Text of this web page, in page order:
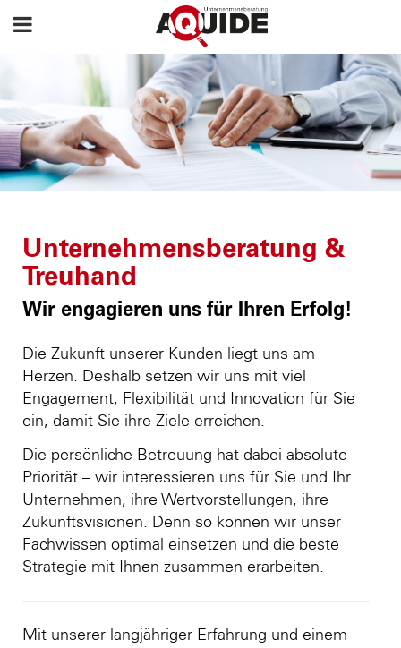
Unternehmensberatung &
Treuhand
Wir engagieren uns für Ihren Erfolg!
Die Zukunft unserer Kunden liegt uns am
Herzen. Deshalb setzen wir uns mit viel
Engagement, Flexibilität und Innovation für Sie
ein, damit Sie ihre Ziele erreichen.
Die persönliche Betreuung hat dabei absolute
Priorität – wir interessieren uns für Sie und Ihr
Unternehmen, ihre Wertvorstellungen, ihre
Zukunftsvisionen. Denn so können wir unser
Fachwissen optimal einsetzen und die beste
Strategie mit Ihnen zusammen erarbeiten.
Mit unserer langjähriger Erfahrung und einem